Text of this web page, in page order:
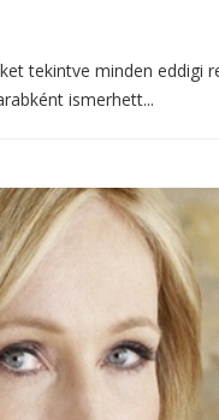
tekintve minden
ismerhett...